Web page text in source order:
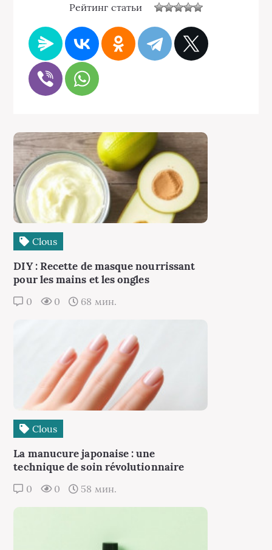
Рейтинг статьи
Clous
DIY : Recette de masque nourrissant
pour les mains et les ongles
0 0 68 мин.
Clous
La manucure japonaise : une
technique de soin révolutionnaire
0 0 58 мин.